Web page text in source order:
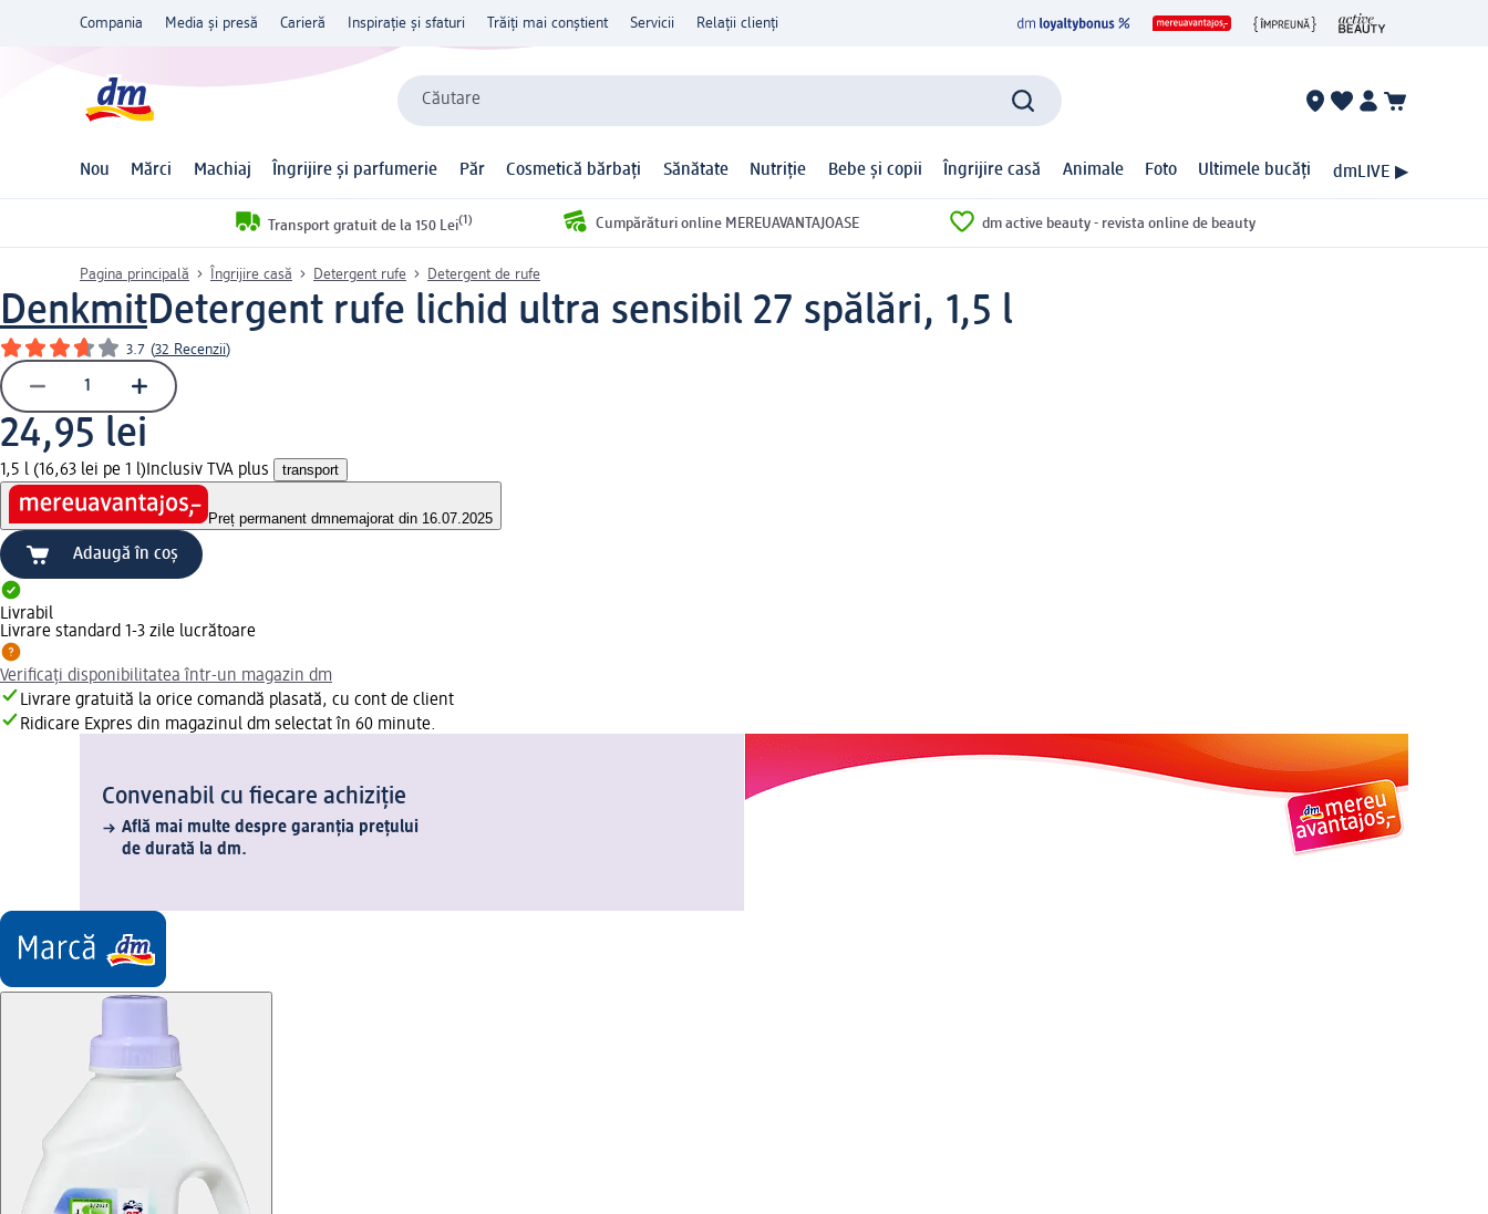
Compania Media și presă Carieră Inspirație și sfaturi Trăiți mai conștient Servicii Relații clienți
Căutare
Nou Mărci Machiaj Îngrijire și parfumerie Păr Cosmetică bărbați Sănătate Nutriție Bebe și copii Îngrijire casă Animale Foto Ultimele bucăți dmLIVE ▶
Transport gratuit de la 150 Lei(1) Cumpărături online MEREUAVANTAJOASE dm active beauty - revista online de beauty
Pagina principală Îngrijire casă Detergent rufe Detergent de rufe
DenkmitDetergent rufe lichid ultra sensibil 27 spălări, 1,5 l
3.7 (32 Recenzii)
24,95 lei
1,5 l (16,63 lei pe 1 l) Inclusiv TVA plus transport
Preț permanent dmnemajorat din 16.07.2025
Adaugă în coș
Livrabil
Livrare standard 1-3 zile lucrătoare
Verificați disponibilitatea într-un magazin dm
Livrare gratuită la orice comandă plasată, cu cont de client
Ridicare Expres din magazinul dm selectat în 60 minute.
Convenabil cu fiecare achiziție
Află mai multe despre garanția prețului
de durată la dm.